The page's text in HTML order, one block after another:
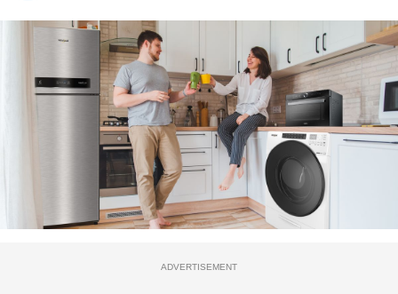
ADVERTISEMENT